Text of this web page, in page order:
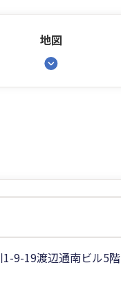
地図
9-19渡辺通南ビル5階